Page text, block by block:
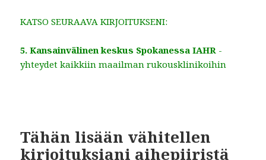
KATSO SEURAAVA KIRJOITUKSENI:
5. Kansainvälinen keskus Spokanessa IAHR -
yhteydet kaikkiin maailman rukousklinikoihin
Tähän lisään vähitellen
kirjoituksiani aihepiiristä